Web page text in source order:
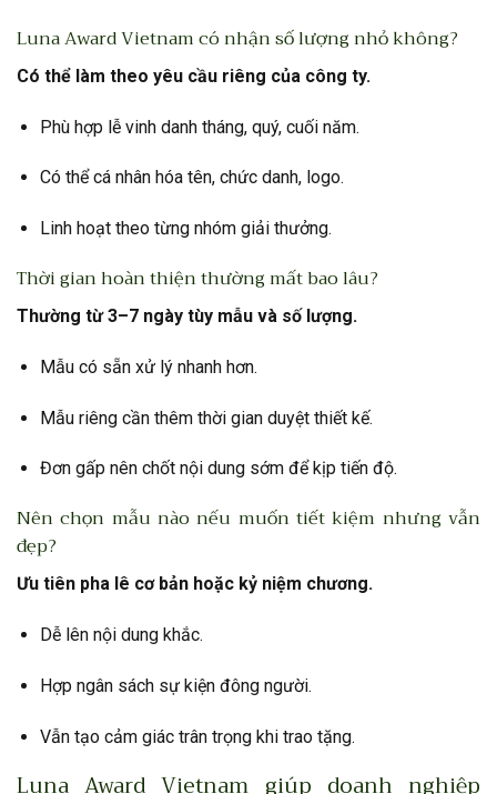
Luna Award Vietnam có nhận số lượng nhỏ không?
Có thể làm theo yêu cầu riêng của công ty.
Phù hợp lễ vinh danh tháng, quý, cuối năm.
Có thể cá nhân hóa tên, chức danh, logo.
Linh hoạt theo từng nhóm giải thưởng.
Thời gian hoàn thiện thường mất bao lâu?
Thường từ 3–7 ngày tùy mẫu và số lượng.
Mẫu có sẵn xử lý nhanh hơn.
Mẫu riêng cần thêm thời gian duyệt thiết kế.
Đơn gấp nên chốt nội dung sớm để kịp tiến độ.
Nên chọn mẫu nào nếu muốn tiết kiệm nhưng vẫn
đẹp?
Ưu tiên pha lê cơ bản hoặc kỷ niệm chương.
Dễ lên nội dung khắc.
Hợp ngân sách sự kiện đông người.
Vẫn tạo cảm giác trân trọng khi trao tặng.
Luna Award Vietnam giúp doanh nghiệp